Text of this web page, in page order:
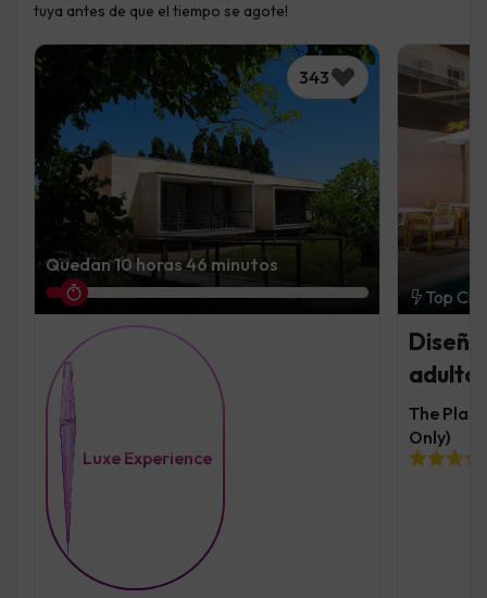
tuya antes de que el tiempo se agote!
343
Quedan 10 horas 46 minutos
Luxe Experience
Top
The
Only)